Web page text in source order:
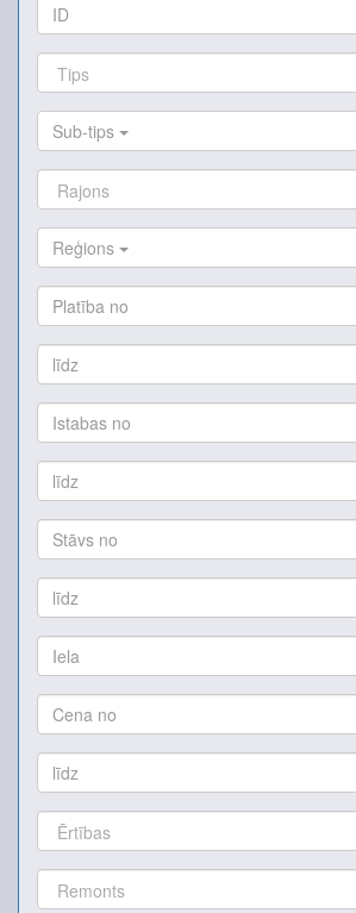
Sub-tips
Reģions